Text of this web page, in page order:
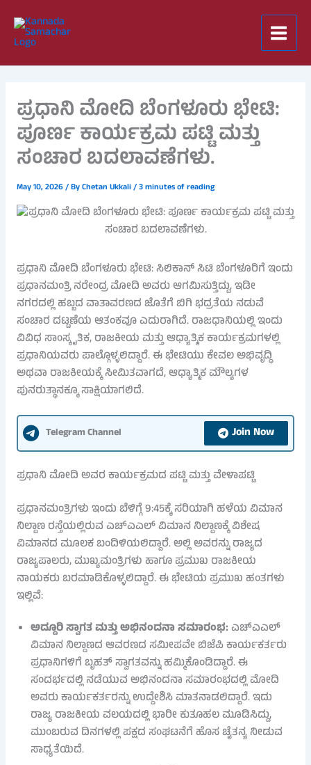
content
ಪ್ರಧಾನಿ ಮೋದಿ ಬೆಂಗಳೂರು ಭೇಟಿ:
ಪೂರ್ಣ ಕಾರ್ಯಕ್ರಮ ಪಟ್ಟಿ ಮತ್ತು
ಸಂಚಾರ ಬದಲಾವಣೆಗಳು.
May 10, 2026/ ByChetan Ukkali/3 minutes of reading
ಪ್ರಧಾನಿ ಮೋದಿ ಬೆಂಗಳೂರು ಭೇಟಿ: ಸಿಲಿಕಾನ್ ಸಿಟಿ ಬೆಂಗಳೂರಿಗೆ ಇಂದು
ಪ್ರಧಾನಮಂತ್ರಿ ನರೇಂದ್ರ ಮೋದಿ ಅವರು ಆಗಮಿಸುತ್ತಿದ್ದು, ಇಡೀ
ನಗರದಲ್ಲಿ ಹಬ್ಬದ ವಾತಾವರಣದ ಜೊತೆಗೆ ಬಿಗಿ ಭದ್ರತೆಯ ನಡುವೆ
ಸಂಚಾರ ದಟ್ಟಣೆಯ ಆತಂಕವೂ ಎದುರಾಗಿದೆ. ರಾಜಧಾನಿಯಲ್ಲಿ ಇಂದು
ವಿವಿಧ ಸಾಂಸ್ಕೃತಿಕ, ರಾಜಕೀಯ ಮತ್ತು ಆಧ್ಯಾತ್ಮಿಕ ಕಾರ್ಯಕ್ರಮಗಳಲ್ಲಿ
ಪ್ರಧಾನಿಯವರು ಪಾಲ್ಗೊಳ್ಳಲಿದ್ದಾರೆ. ಈ ಭೇಟಿಯು ಕೇವಲ ಅಭಿವೃದ್ಧಿ
ಅಥವಾ ರಾಜಕೀಯಕ್ಕೆ ಸೀಮಿತವಾಗದೆ, ಆಧ್ಯಾತ್ಮಿಕ ಮೌಲ್ಯಗಳ
ಪುನರುತ್ಥಾನಕ್ಕೂ ಸಾಕ್ಷಿಯಾಗಲಿದೆ.
Telegram Channel Join Now
ಪ್ರಧಾನಿ ಮೋದಿ ಅವರ ಕಾರ್ಯಕ್ರಮದ ಪಟ್ಟಿ ಮತ್ತು ವೇಳಾಪಟ್ಟಿ
ಪ್ರಧಾನಮಂತ್ರಿಗಳು ಇಂದು ಬೆಳಿಗ್ಗೆ 9:45ಕ್ಕೆ ಸರಿಯಾಗಿ ಹಳೆಯ ವಿಮಾನ
ನಿಲ್ದಾಣ ರಸ್ತೆಯಲ್ಲಿರುವ ಎಚ್‌ಎಎಲ್ ವಿಮಾನ ನಿಲ್ದಾಣಕ್ಕೆ ವಿಶೇಷ
ವಿಮಾನದ ಮೂಲಕ ಬಂದಿಳಿಯಲಿದ್ದಾರೆ. ಅಲ್ಲಿ ಅವರನ್ನು ರಾಜ್ಯದ
ರಾಜ್ಯಪಾಲರು, ಮುಖ್ಯಮಂತ್ರಿಗಳು ಹಾಗೂ ಪ್ರಮುಖ ರಾಜಕೀಯ
ನಾಯಕರು ಬರಮಾಡಿಕೊಳ್ಳಲಿದ್ದಾರೆ. ಈ ಭೇಟಿಯ ಪ್ರಮುಖ ಹಂತಗಳು
ಇಲ್ಲಿವೆ:
ಅದ್ದೂರಿ ಸ್ವಾಗತ ಮತ್ತು ಅಭಿನಂದನಾ ಸಮಾರಂಭ:ಎಚ್‌ಎಎಲ್
ವಿಮಾನ ನಿಲ್ದಾಣದ ಆವರಣದ ಸಮೀಪವೇ ಬಿಜೆಪಿ ಕಾರ್ಯಕರ್ತರು
ಪ್ರಧಾನಿಗಳಿಗೆ ಬೃಹತ್ ಸ್ವಾಗತವನ್ನು ಹಮ್ಮಿಕೊಂಡಿದ್ದಾರೆ. ಈ
ಸಂದರ್ಭದಲ್ಲಿ ನಡೆಯುವ ಅಭಿನಂದನಾ ಸಮಾರಂಭದಲ್ಲಿ ಮೋದಿ
ಅವರು ಕಾರ್ಯಕರ್ತರನ್ನು ಉದ್ದೇಶಿಸಿ ಮಾತನಾಡಲಿದ್ದಾರೆ. ಇದು
ರಾಜ್ಯ ರಾಜಕೀಯ ವಲಯದಲ್ಲಿ ಭಾರೀ ಕುತೂಹಲ ಮೂಡಿಸಿದ್ದು,
ಮುಂಬರುವ ದಿನಗಳಲ್ಲಿ ಪಕ್ಷದ ಸಂಘಟನೆಗೆ ಹೊಸ ಚೈತನ್ಯ ನೀಡುವ
ಸಾಧ್ಯತೆಯಿದೆ.